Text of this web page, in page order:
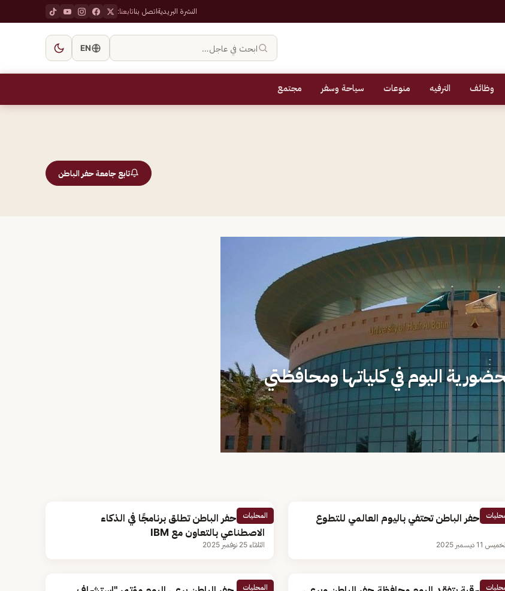
النشرة البريديةاتصل بناتابعنا:
ابحث في عاجل… EN
وظائف الترفيه منوعات سياحة وسفر مجتمع
تابع جامعة حفر الباطن
اليوم في كلياتها ومحافظتي
حفر الباطن تحتفي باليوم العالمي للتطوع
11 ديسمبر 2025
المحليات
جامعة حفر الباطن تطلق برنامجًا في الذكاء
الاصطناعي بالتعاون مع IBM
الثلاثاء 25 نوفمبر 2025
المحليات